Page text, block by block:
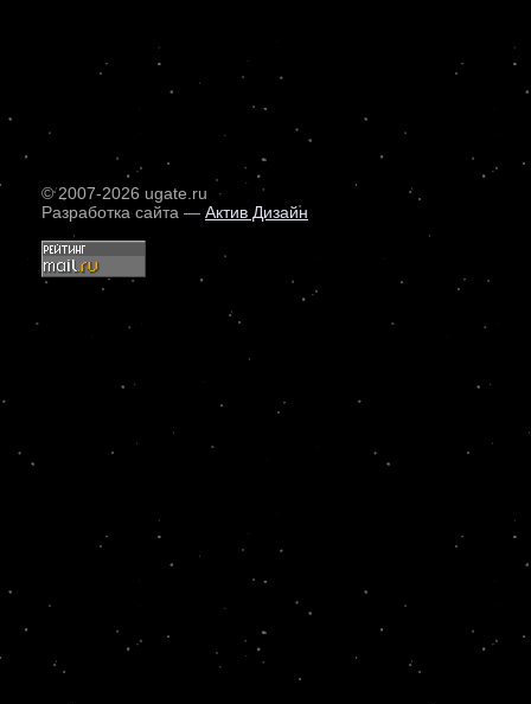
© 2007-2026 ugate.ru
Разработка сайта — Актив Дизайн